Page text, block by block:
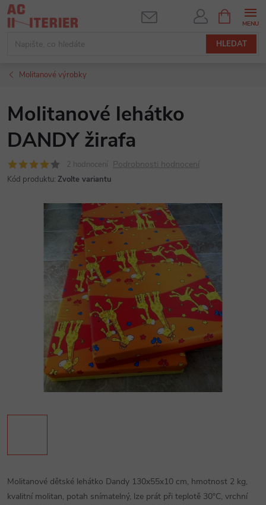
Přejít
na
HLEDAT
NÁKUPNÍ
KOŠÍK
Molitanové výrobky
Molitanové lehátko
DANDY žirafa
2 hodnocení Podrobnosti hodnocení
Kód produktu: Zvolte variantu
Molitanové dětské lehátko Dandy 130x55x10 cm, hmotnost 2 kg,
kvalitní molitan, potah snímatelný, lze prát při teplotě 30°C, vrchní